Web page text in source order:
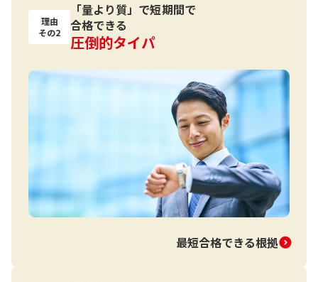
理由
その2
「量より質」で短期間で
合格できる
圧倒的タイパ
最短合格できる根拠